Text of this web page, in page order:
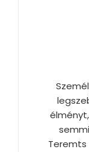
Teremts